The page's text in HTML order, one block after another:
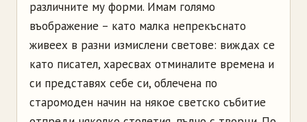
различните му форми. Имам голямо
въображение – като малка непрекъснато
живеех в разни измислени светове: виждах се
като писател, харесвах отминалите времена и
си представях себе си, облечена по
старомоден начин на някое светско събитие